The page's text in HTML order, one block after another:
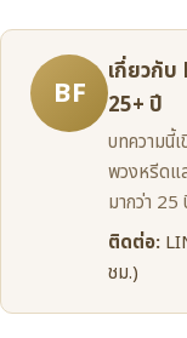
BF
เกี่ยวกั
25+ ปี
บทความนี้
พวงหรีดแ
มากว่า
ติดต่อ:
ชม.)